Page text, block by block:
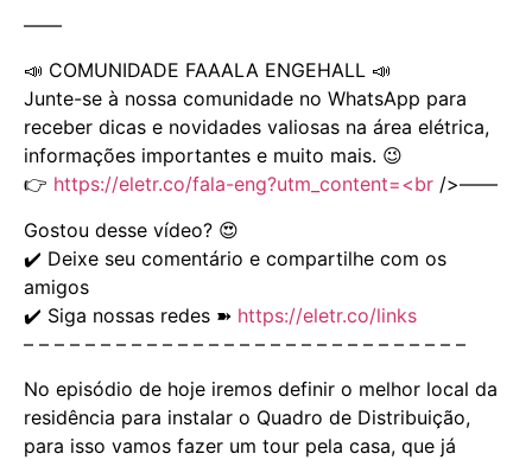
——
📣 COMUNIDADE FAAALA ENGEHALL 📣
Junte-se à nossa comunidade no WhatsApp para
receber dicas e novidades valiosas na área elétrica,
informações importantes e muito mais. 😉
👉 https://eletr.co/fala-eng?utm_content=<br />——
Gostou desse vídeo? 😍
✔️ Deixe seu comentário e compartilhe com os
amigos
✔️ Siga nossas redes ➽ https://eletr.co/links
– – – – – – – – – – – – – – – – – – – – – – – – – – – – –
No episódio de hoje iremos definir o melhor local da
residência para instalar o Quadro de Distribuição,
para isso vamos fazer um tour pela casa, que já